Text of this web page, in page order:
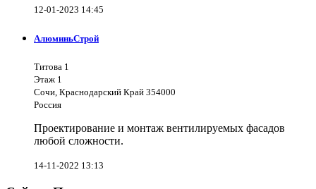
12-01-2023 14:45
АлюминьСтрой
Титова 1
Этаж 1
Сочи, Краснодарский Край 354000
Россия
Проектирование и монтаж вентилируемых фасадов
любой сложности.
14-11-2022 13:13